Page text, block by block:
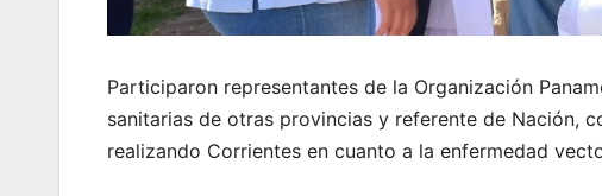
Participaron representantes de la Organización
sanitarias de otras provincias y referente de Nación,
realizando Corrientes en cuanto a la enfermedad